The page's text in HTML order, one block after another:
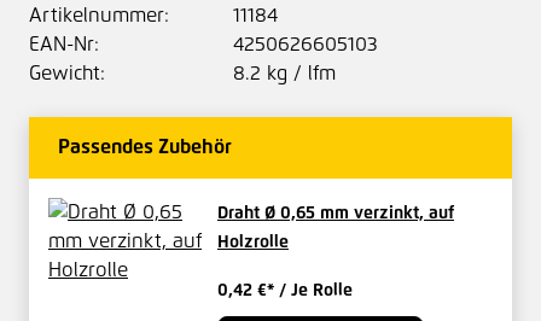
Artikelnummer:
11184
EAN-Nr:
4250626605103
Gewicht:
8.2 kg / lfm
Passendes Zubehör
Draht Ø 0,65 mm verzinkt, auf
Holzrolle
0,42 €* / Je Rolle